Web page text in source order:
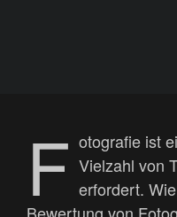
F otografie ist
Vielzahl von
erfordert.